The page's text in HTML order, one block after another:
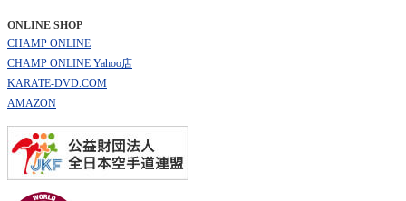
ONLINE SHOP
CHAMP ONLINE
CHAMP ONLINE Yahoo店
KARATE-DVD.COM
AMAZON